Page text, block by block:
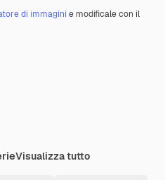
di immagini e modificale con il
Visualizza tutto